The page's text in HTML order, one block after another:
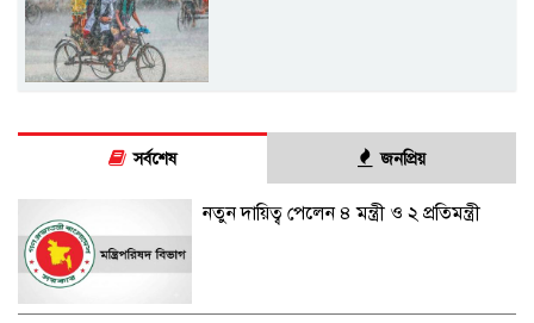
সর্বশেষ জনপ্রিয়
নতুন দায়িত্ব পেলেন ৪ মন্ত্রী ও ২ প্রতিমন্ত্রী